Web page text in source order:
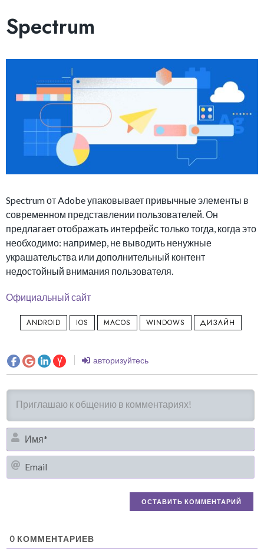
Spectrum
Spectrum от Adobe упаковывает привычные элементы в
современном представлении пользователей. Он
предлагает отображать интерфейс только тогда, когда это
необходимо: например, не выводить ненужные
украшательства или дополнительный контент
недостойный внимания пользователя.
Официальный сайт
ANDROID IOS MACOS WINDOWS ДИЗАЙН
авторизуйтесь
0 КОММЕНТАРИЕВ